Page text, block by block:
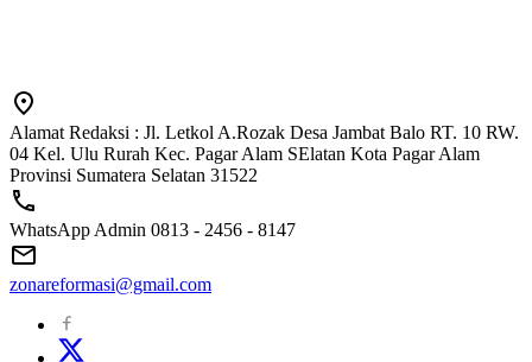
Alamat Redaksi : Jl. Letkol A.Rozak Desa Jambat Balo RT. 10 RW.
04 Kel. Ulu Rurah Kec. Pagar Alam SElatan Kota Pagar Alam
Provinsi Sumatera Selatan 31522
WhatsApp Admin 0813 - 2456 - 8147
zonareformasi@gmail.com